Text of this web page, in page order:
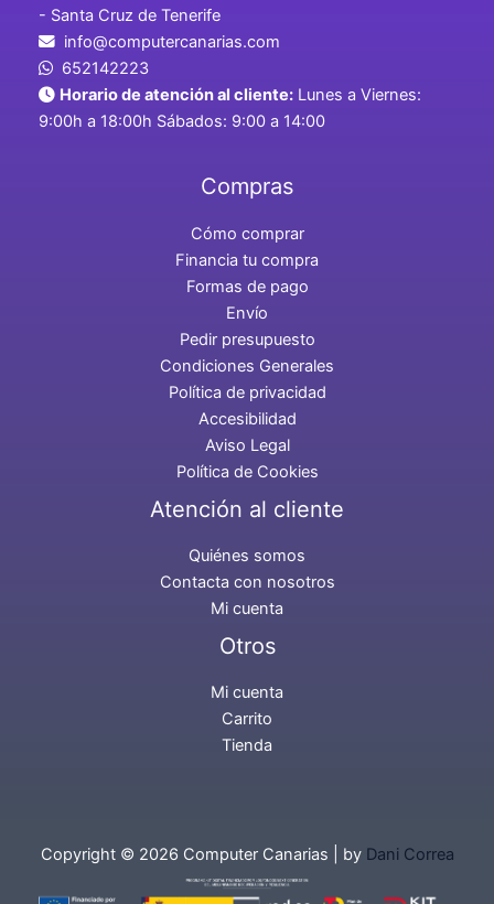
- Santa Cruz de Tenerife
info@computercanarias.com
652142223
Horario de atención al cliente: Lunes a Viernes:
9:00h a 18:00h Sábados: 9:00 a 14:00
Compras
Cómo comprar
Financia tu compra
Formas de pago
Envío
Pedir presupuesto
Condiciones Generales
Política de privacidad
Accesibilidad
Aviso Legal
Política de Cookies
Atención al cliente
Quiénes somos
Contacta con nosotros
Mi cuenta
Otros
Mi cuenta
Carrito
Tienda
Copyright © 2026 Computer Canarias | by Dani Correa